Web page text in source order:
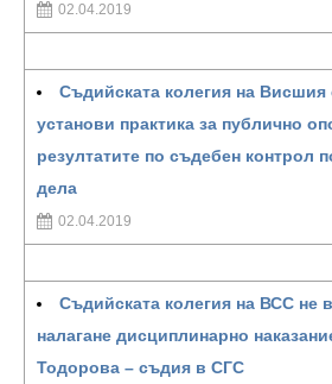
02.04.2019
Съдийската колегия на Висшия
установи практика за публично
резултатите по съдебен контрол
дела
02.04.2019
Съдийската колегия на ВСС не
налагане дисциплинарно
Тодорова – съдия в СГС